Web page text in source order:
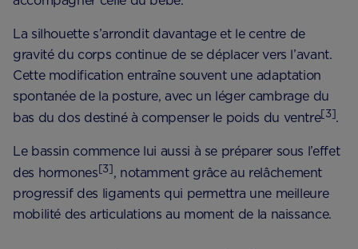
La silhouette s’arrondit davantage et le centre de
gravité du corps continue de se déplacer vers l’avant.
Cette modification entraîne souvent une adaptation
spontanée de la posture, avec un léger cambrage du
bas du dos destiné à compenser le poids du ventre[3].
Le bassin commence lui aussi à se préparer sous l’effet
des hormones[3], notamment grâce au relâchement
progressif des ligaments qui permettra une meilleure
mobilité des articulations au moment de la naissance.